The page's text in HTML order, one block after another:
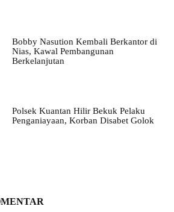
Bobby Nasution Kembali Berkantor di
Nias, Kawal Pembangunan
Berkelanjutan
Polsek Kuantan Hilir Bekuk Pelaku
Penganiayaan, Korban Disabet Golok